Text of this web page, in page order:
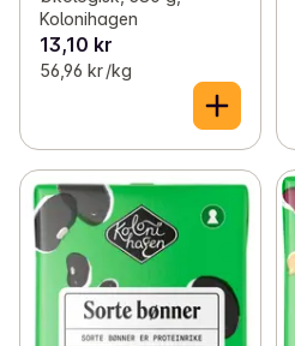
Kolonihagen
13,10 kr
56,96 kr /kg